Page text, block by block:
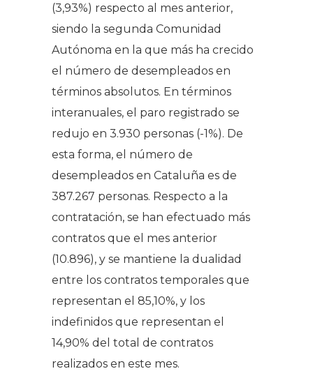
(3,93%) respecto al mes anterior,
siendo la segunda Comunidad
Autónoma en la que más ha crecido
el número de desempleados en
términos absolutos. En términos
interanuales, el paro registrado se
redujo en 3.930 personas (-1%). De
esta forma, el número de
desempleados en Cataluña es de
387.267 personas. Respecto a la
contratación, se han efectuado más
contratos que el mes anterior
(10.896), y se mantiene la dualidad
entre los contratos temporales que
representan el 85,10%, y los
indefinidos que representan el
14,90% del total de contratos
realizados en este mes.